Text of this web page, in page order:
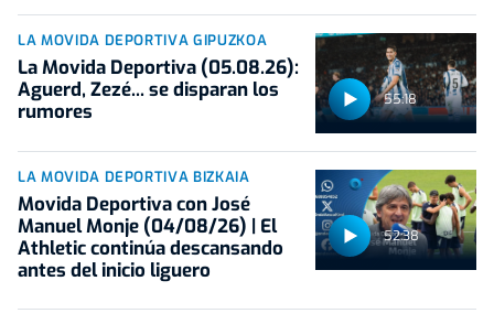
55:18
LA MOVIDA DEPORTIVA GIPUZKOA
La Movida Deportiva (05.08.26):
Aguerd, Zezé... se disparan los
rumores
52:38
LA MOVIDA DEPORTIVA BIZKAIA
Movida Deportiva con José
Manuel Monje (04/08/26) | El
Athletic continúa descansando
antes del inicio liguero